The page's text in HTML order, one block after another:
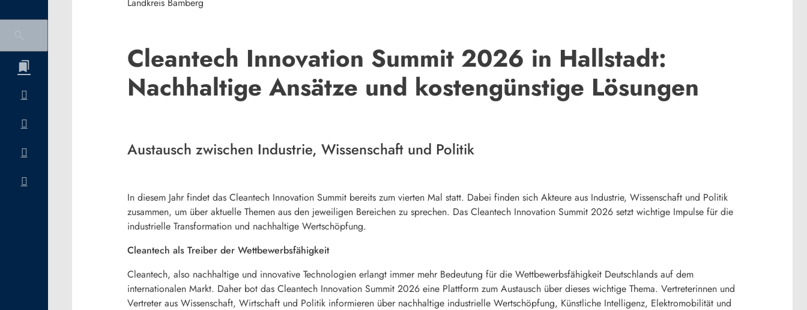
Landkreis Bamberg
Cleantech Innovation Summit 2026 in Hallstadt:
Nachhaltige Ansätze und kostengünstige Lösungen
Austausch zwischen Industrie, Wissenschaft und Politik
In diesem Jahr findet das Cleantech Innovation Summit bereits zum vierten Mal statt. Dabei finden sich Akteure aus Industrie, Wissenschaft und Politik
zusammen, um über aktuelle Themen aus den jeweiligen Bereichen zu sprechen. Das Cleantech Innovation Summit 2026 setzt wichtige Impulse für die
industrielle Transformation und nachhaltige Wertschöpfung.
Cleantech als Treiber der Wettbewerbsfähigkeit
Cleantech, also nachhaltige und innovative Technologien erlangt immer mehr Bedeutung für die Wettbewerbsfähigkeit Deutschlands auf dem
internationalen Markt. Daher bot das Cleantech Innovation Summit 2026 eine Plattform zum Austausch über dieses wichtige Thema. Vertreterinnen und
Vertreter aus Wissenschaft, Wirtschaft und Politik informieren über nachhaltige industrielle Wertschöpfung, Künstliche Intelligenz, Elektromobilität und